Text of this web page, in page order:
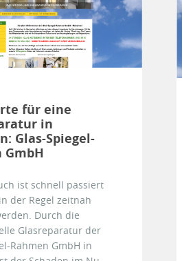
für eine
in
Glas-Spiegel-
GmbH
ist schnell passiert
der Regel zeitnah
Durch die
Glasreparatur der
Rahmen GmbH in